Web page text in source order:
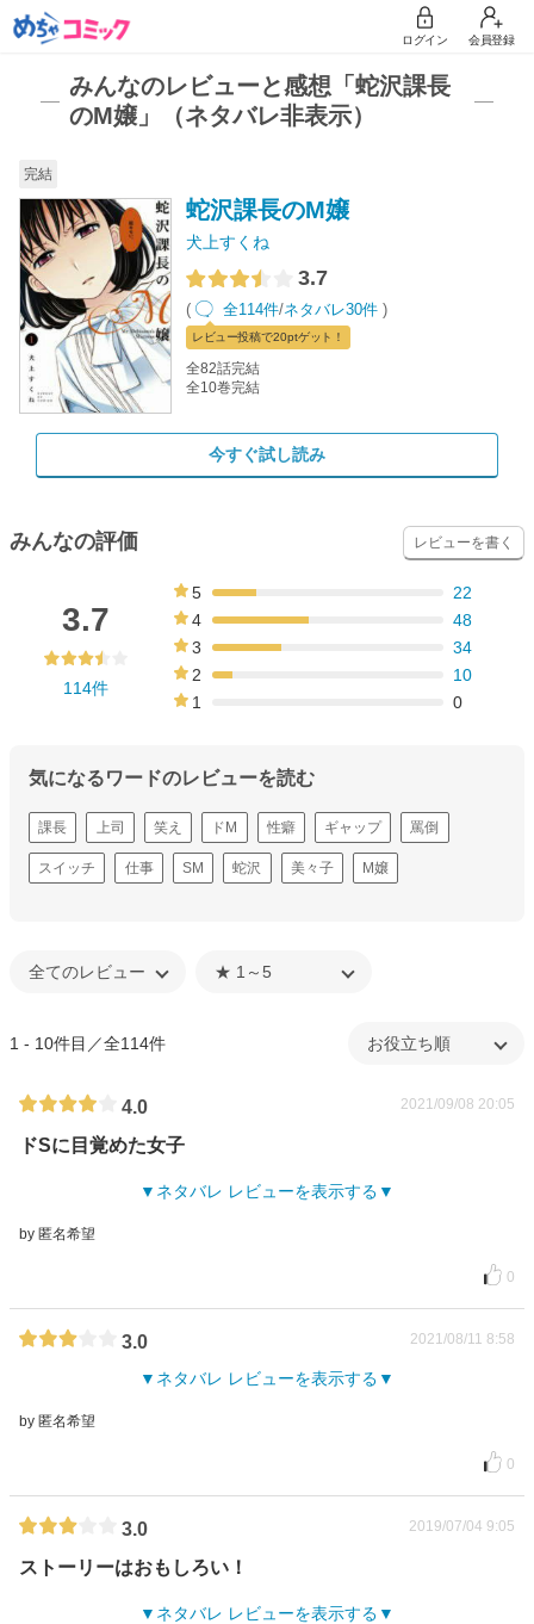
ログイン 会員登録
みんなのレビューと感想「蛇沢課長
のM嬢」（ネタバレ非表示）
完結
蛇沢課長のM嬢
犬上すくね
3.7
( 全114件/ネタバレ30件 )
レビュー投稿で20ptゲット！
全82話完結
全10巻完結
今すぐ試し読み
みんなの評価 レビューを書く
3.7
114件
5
22
4
48
3
34
2
10
1
0
気になるワードのレビューを読む
課長 上司 笑え ドM 性癖 ギャップ 罵倒
スイッチ 仕事 SM 蛇沢 美々子 M嬢
1 - 10件目／全114件
4.0 2021/09/08 20:05
ドSに目覚めた女子
ネタバレ レビューを表示する
by 匿名希望
0
3.0 2021/08/11 8:58
ネタバレ レビューを表示する
by 匿名希望
0
3.0 2019/07/04 9:05
ストーリーはおもしろい！
ネタバレ レビューを表示する